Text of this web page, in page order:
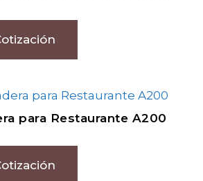
para Restaurante A200